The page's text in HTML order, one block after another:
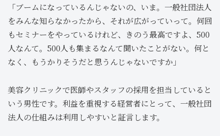
「ブームになっているんじゃないの、いま。一般社団法人
をみんな知らなかったから、それが広がっていって。何回
もセミナーをやっているけれど、きのう最高ですよ、500
人なんて。500人も集まるなんて聞いたことがない。何と
なく、もうかりそうだと思うんじゃないですか」
美容クリニックで医師やスタッフの採用を担当していると
いう男性です。利益を重視する経営者にとって、一般社団
法人の仕組みは利用しやすいと証言します。